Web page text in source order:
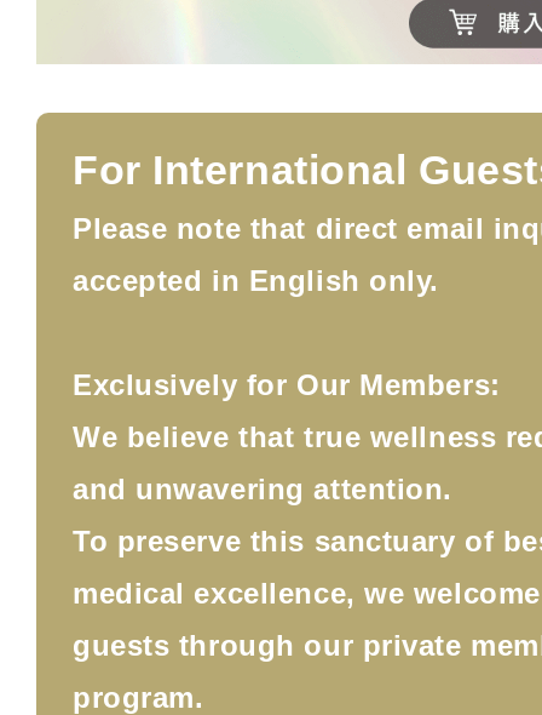
For International
Please note that direct email
accepted in English only.
Exclusively for Our Members:
We believe that true wellness
and unwavering attention.
To preserve this sanctuary of
medical excellence, we
guests through our private
program.